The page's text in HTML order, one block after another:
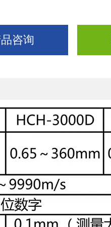
咨询